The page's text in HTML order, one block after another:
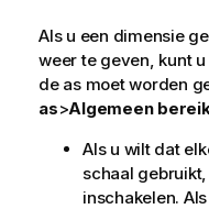
Als u een dimensie
weer te geven, kunt
de as moet worden
as>Algemeen
Als u wilt dat
schaal
inschakelen.